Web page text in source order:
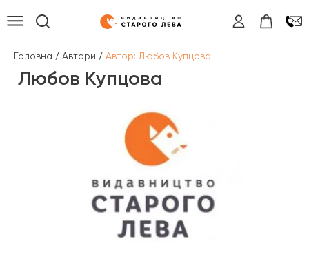
Головна / Автори / Автор: Любов Купцова
Любов Купцова